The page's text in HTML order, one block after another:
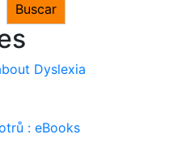
Buscar
Dyslexia
: eBooks